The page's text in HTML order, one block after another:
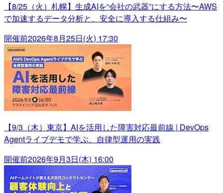
【8/25（火）札幌】生成AIを“会社の武器”にする方法〜AWS
で加速するデータ分析と、安全に導入する仕組み〜
開催前2026年8月25日(火) 17:30
【9/3（木）東京】AIを活用した障害対応最前線 | DevOps
Agentライブデモで学ぶ、自律型運用の実践
開催前2026年9月3日(木) 16:00